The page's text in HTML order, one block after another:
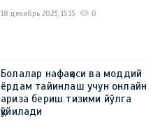
18 декабрь 2023, 15:15 0
Болалар нафақаси ва моддий
ёрдам тайинлаш учун онлайн
ариза бериш тизими йўлга
қўйилади